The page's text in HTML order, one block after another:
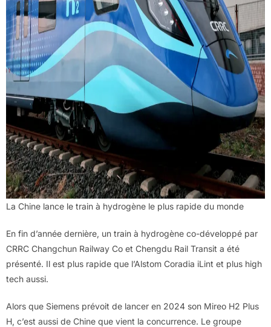
La Chine lance le train à hydrogène le plus rapide du monde
En fin d’année dernière, un train à hydrogène co-développé par
CRRC Changchun Railway Co et Chengdu Rail Transit a été
présenté. Il est plus rapide que l’Alstom Coradia iLint et plus high
tech aussi.
Alors que Siemens prévoit de lancer en 2024 son Mireo H2 Plus
H, c’est aussi de Chine que vient la concurrence. Le groupe